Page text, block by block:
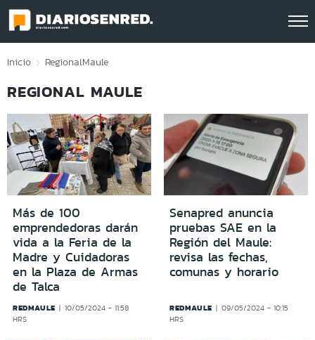
Click acá para ir directamente al contenido
Inicio RegionalMaule
REGIONAL MAULE
Más de 100
emprendedoras darán
vida a la Feria de la
Madre y Cuidadoras
en la Plaza de Armas
de Talca
REDMAULE
10/05/2024 - 11:58
HRS
Senapred anuncia
pruebas SAE en la
Región del Maule:
revisa las fechas,
comunas y horario
REDMAULE
09/05/2024 - 10:15
HRS